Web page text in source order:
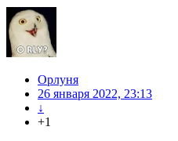
Орлуня
26 января 2022, 23:13
↓
+1